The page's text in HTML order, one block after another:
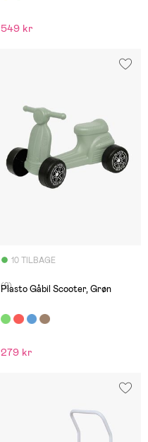
549 kr
10 TILBAGE
(2)
Plasto Gåbil Scooter, Grøn
279 kr